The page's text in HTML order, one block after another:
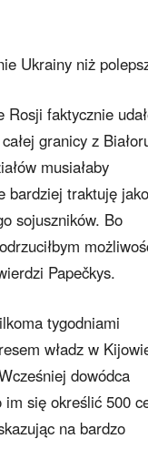
Ukrainy niż
faktycznie
granicy z
musiałaby
bardziej traktuję jako
sojuszników. Bo
Papečkys.
tygodniami
władz w
dowódca
im się określić 500
na bardzo